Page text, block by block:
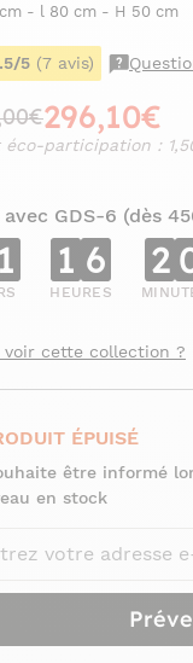
- l 80 cm - H 50 cm
5 (7 avis)
296,10€
éco-participation :
GDS-6 (dès
1 1 6
HEURES
2
voir cette collection ?
ÉPUISÉ
être informé
en stock